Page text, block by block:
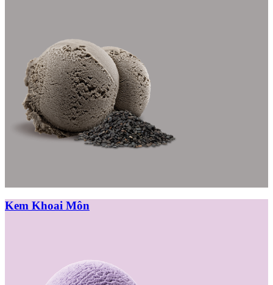
Kem Khoai Môn